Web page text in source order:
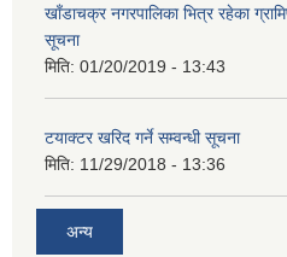
खाँडाचक्र नगरपालिका भित्र रहेका
सूचना
मिति: 01/20/2019 - 13:43
टयाक्टर खरिद गर्ने सम्वन्धी सूचना
मिति: 11/29/2018 - 13:36
अन्य